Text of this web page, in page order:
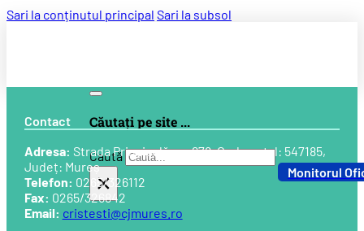
Sari la conținutul principal Sari la subsol
Căutați pe site ...
Caută
× Monitorul
Contact
Adresa: Strada Principală, nr. 678, Cod postal: 547185,
Județ: Mureș
Telefon: 0265/326112
Fax: 0265/326842
Email: cristesti@cjmures.ro